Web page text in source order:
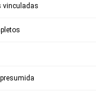
vinculadas